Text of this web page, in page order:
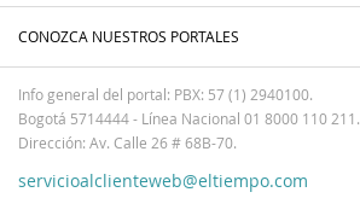
CONOZCA NUESTROS PORTALES
Info general del portal: PBX: 57 (1) 2940100.
Bogotá 5714444 - Línea Nacional 01 8000 110 211.
Dirección: Av. Calle 26 # 68B-70.
servicioalclienteweb@eltiempo.com